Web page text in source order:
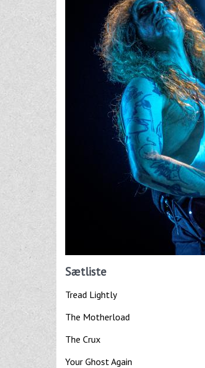
Sætliste
Tread Lightly
The Motherload
The Crux
Your Ghost Again